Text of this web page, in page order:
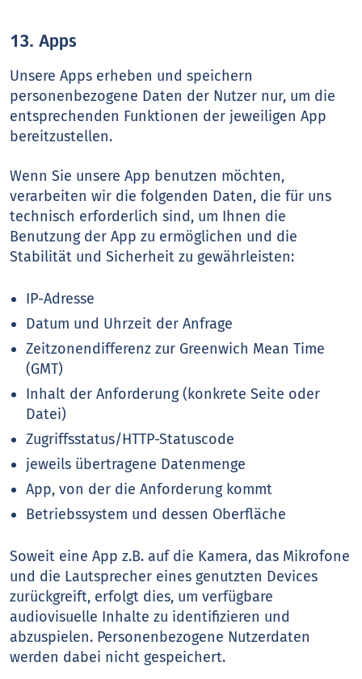
13. Apps
Unsere Apps erheben und speichern
personenbezogene Daten der Nutzer nur, um die
entsprechenden Funktionen der jeweiligen App
bereitzustellen.
Wenn Sie unsere App benutzen möchten,
verarbeiten wir die folgenden Daten, die für uns
technisch erforderlich sind, um Ihnen die
Benutzung der App zu ermöglichen und die
Stabilität und Sicherheit zu gewährleisten:
IP-Adresse
Datum und Uhrzeit der Anfrage
Zeitzonendifferenz zur Greenwich Mean Time
(GMT)
Inhalt der Anforderung (konkrete Seite oder
Datei)
Zugriffsstatus/HTTP-Statuscode
jeweils übertragene Datenmenge
App, von der die Anforderung kommt
Betriebssystem und dessen Oberfläche
Soweit eine App z.B. auf die Kamera, das Mikrofone
und die Lautsprecher eines genutzten Devices
zurückgreift, erfolgt dies, um verfügbare
audiovisuelle Inhalte zu identifizieren und
abzuspielen. Personenbezogene Nutzerdaten
werden dabei nicht gespeichert.